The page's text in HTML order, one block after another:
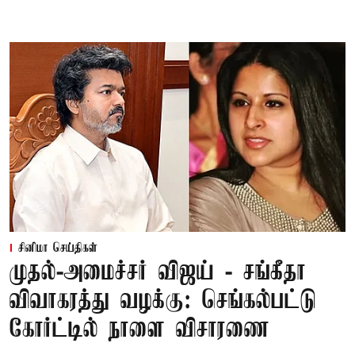
சினிமா செய்திகள்
முதல்-அமைச்சர் விஜய் - சங்கீதா
விவாகரத்து வழக்கு: செங்கல்பட்டு
கோர்ட்டில் நாளை விசாரணை